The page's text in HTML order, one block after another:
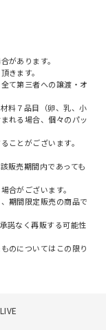
があります。
きます。
て第三者への譲渡・オ
料７品目（卵、乳、小
れる場合、個々のパッ
ことがございます。
販売期間内であっても
合がございます。
期間限定販売の商品で
諾なく再販する可能性
のについてはこの限り